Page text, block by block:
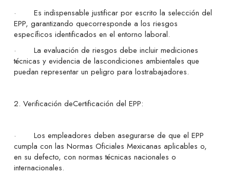
· Es indispensable justificar por escrito la selección del
EPP, garantizando quecorresponde a los riesgos
específicos identificados en el entorno laboral.
· La evaluación de riesgos debe incluir mediciones
técnicas y evidencia de lascondiciones ambientales que
puedan representar un peligro para lostrabajadores.
2. Verificación deCertificación del EPP:
· Los empleadores deben asegurarse de que el EPP
cumpla con las Normas Oficiales Mexicanas aplicables o,
en su defecto, con normas técnicas nacionales o
internacionales.